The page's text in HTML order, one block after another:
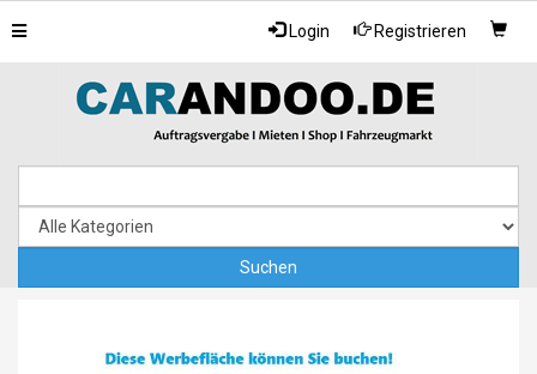
Login Registrieren
Toggle
navigation